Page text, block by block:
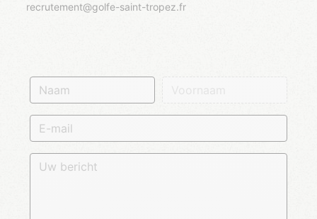
recrutement@golfe-saint-tropez.fr
Naam
E-mail
Uw bericht